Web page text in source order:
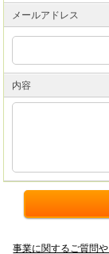
メールアドレス
内容
事業に関するご質問